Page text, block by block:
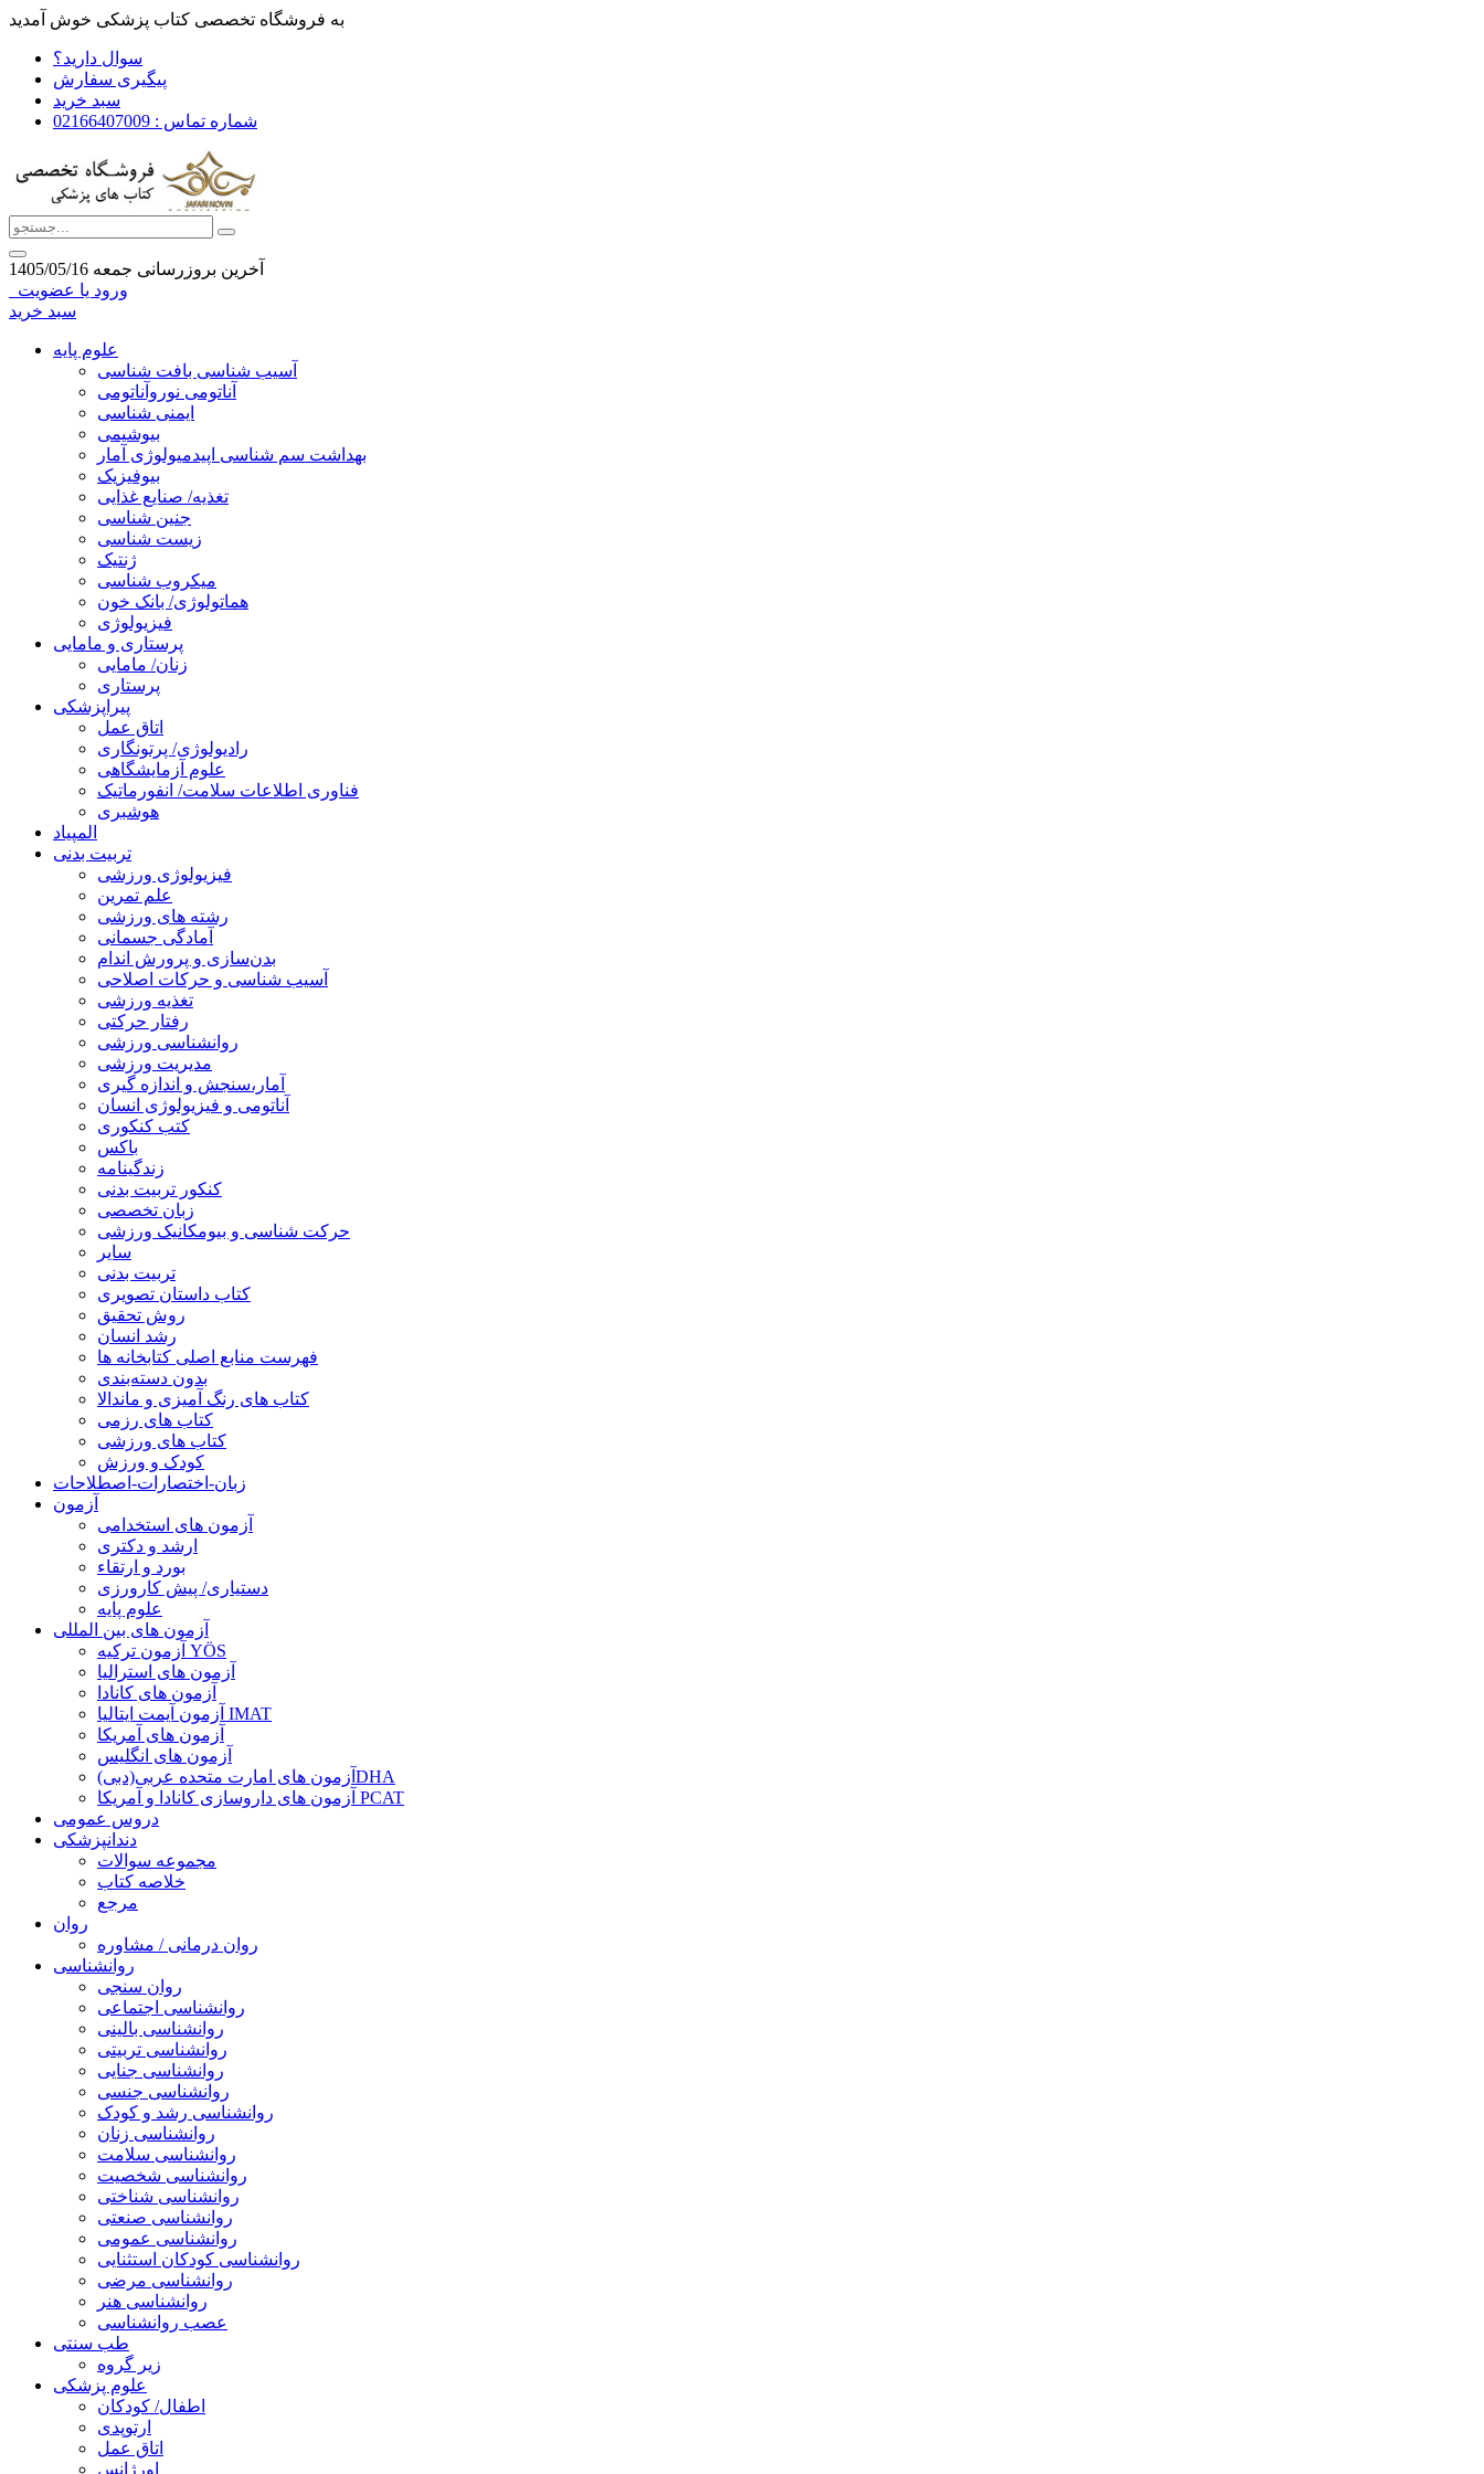
به فروشگاه تخصصی کتاب پزشکی خوش آمدید
سوال دارید؟
پیگیری سفارش
سبد خرید
شماره تماس : 02166407009
آخرین بروزرسانی جمعه 1405/05/16
ورود یا عضویت
سبد خرید
علوم پایه
آسیب شناسی بافت شناسی
آناتومی نوروآناتومی
ایمنی شناسی
بیوشیمی
بهداشت سم شناسی اپیدمیولوژی آمار
بیوفیزیک
تغذیه/ صنایع غذایی
جنین شناسی
زیست شناسی
ژنتیک
میکروب شناسی
هماتولوژی/ بانک خون
فیزیولوژی
پرستاری و مامایی
زنان/ مامایی
پرستاری
پیراپزشکی
اتاق عمل
رادیولوژی/ پرتونگاری
علوم آزمایشگاهی
فناوری اطلاعات سلامت/ انفورماتیک
هوشبری
المپیاد
تربیت بدنی
فیزیولوژی ورزشی
علم تمرین
رشته های ورزشی
آمادگی جسمانی
بدن‌سازی و پرورش اندام
آسیب شناسی و حرکات اصلاحی
تغذیه ورزشی
رفتار حرکتی
روانشناسی ورزشی
مدیریت ورزشی
آمار،سنجش و اندازه گیری
آناتومی و فیزیولوژی انسان
کتب کنکوری
باکس
زندگینامه
کنکور تربیت بدنی
زبان تخصصی
حرکت شناسی و بیومکانیک ورزشی
سایر
تربیت بدنی
کتاب داستان تصویری
روش تحقیق
رشد انسان
فهرست منابع اصلی کتابخانه ها
بدون دسته‌بندی
کتاب های رنگ آمیزی و ماندالا
کتاب های رزمی
کتاب های ورزشی
کودک و ورزش
زبان-اختصارات-اصطلاحات
آزمون
آزمون های استخدامی
ارشد و دکتری
بورد و ارتقاء
دستیاری/ پیش کارورزی
علوم پایه
آزمون های بین المللی
آزمون تركيه YÖS
آزمون های استرالیا
آزمون های کانادا
آزمون آیمت ایتالیا IMAT
آزمون های آمریکا
آزمون های انگلیس
آزمون های امارت متحده عربی(دبی)DHA
آزمون های داروسازی کانادا و آمریکا PCAT
دروس عمومی
دندانپزشکی
مجموعه سوالات
خلاصه کتاب
مرجع
روان
روان درمانی / مشاوره
روانشناسی
روان سنجی
روانشناسی اجتماعی
روانشناسی بالینی
روانشناسی تربیتی
روانشناسی جنایی
روانشناسی جنسی
روانشناسی رشد و کودک
روانشناسی زنان
روانشناسی سلامت
روانشناسی شخصیت
روانشناسی شناختی
روانشناسی صنعتی
روانشناسی عمومی
روانشناسی کودکان استثنایی
روانشناسی مرضی
روانشناسی هنر
عصب روانشناسی
طب سنتی
زیر گروه
علوم پزشکی
اطفال/ کودکان
ارتوپدی
اتاق عمل
اورژانس